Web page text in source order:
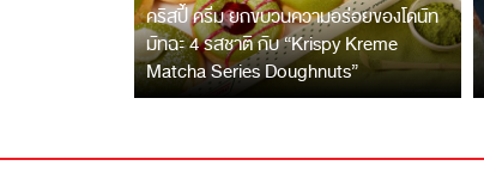
คริสปี้ ครีม ยกขบวนความอร่อยของโดนัท
มัทฉะ 4 รสชาติ กับ “Krispy Kreme
Matcha Series Doughnuts”